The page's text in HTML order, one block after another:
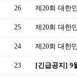
26 제20회 대한
25 제20회 대한
24 제20회 대한
23 [긴급공지] 9